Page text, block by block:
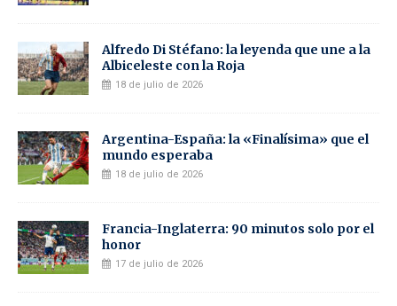
Alfredo Di Stéfano: la leyenda que une a la
Albiceleste con la Roja
18 de julio de 2026
Argentina-España: la «Finalísima» que el
mundo esperaba
18 de julio de 2026
Francia-Inglaterra: 90 minutos solo por el
honor
17 de julio de 2026